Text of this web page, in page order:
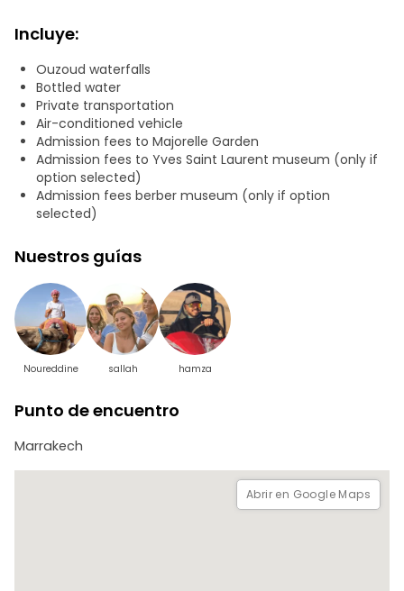
Marruecos.
Incluye:
Ouzoud waterfalls
Bottled water
Private transportation
Air-conditioned vehicle
Admission fees to Majorelle Garden
Admission fees to Yves Saint Laurent museum (only if
option selected)
Admission fees berber museum (only if option
selected)
Nuestros guías
Noureddine sallah hamza
Punto de encuentro
Marrakech
Abrir en Google Maps